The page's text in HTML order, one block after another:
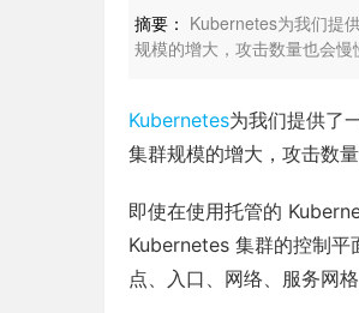
摘要： Kubernetes为我们提
规模的增大，攻击数量也会慢
Kubernetes为我们提供了
集群规模的增大，攻击数
即使在使用托管的
Kubernetes 集群的控制
点、入口、网络、服务网格